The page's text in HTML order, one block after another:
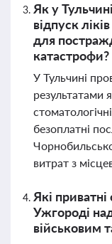
Як у
відпуск
для
катастрофи?
У Тульчині
результатами
безоплатні
витрат з
Які приватні
Ужгороді
військовим